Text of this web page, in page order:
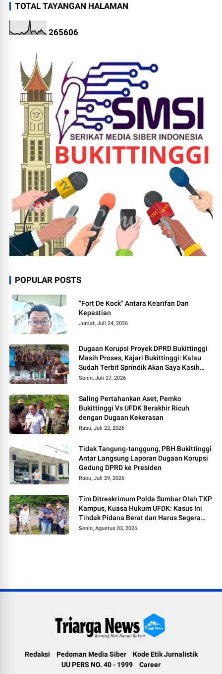
TOTAL TAYANGAN HALAMAN
265606
POPULAR POSTS
"Fort De Kock" Antara Kearifan Dan
Kepastian
Jumat, Juli 24, 2026
Dugaan Korupsi Proyek DPRD Bukittinggi
Masih Proses, Kajari Bukittinggi: Kalau
Sudah Terbit Sprindik Akan Saya Kasih
Kabar
Senin, Juli 27, 2026
Saling Pertahankan Aset, Pemko
Bukittinggi Vs UFDK Berakhir Ricuh
dengan Dugaan Kekerasan
Rabu, Juli 22, 2026
Tidak Tangung-tanggung, PBH Bukittinggi
Antar Langsung Laporan Dugaan Korupsi
Gedung DPRD ke Presiden
Rabu, Juli 29, 2026
Tim Ditreskrimum Polda Sumbar Olah TKP
Kampus, Kuasa Hukum UFDK: Kasus Ini
Tindak Pidana Berat dan Harus Segera
Tetapkan Tersangka
Senin, Agustus 03, 2026
Redaksi Pedoman Media Siber
Kode Etik Jurnalistik
UU PERS NO. 40 - 1999
Career